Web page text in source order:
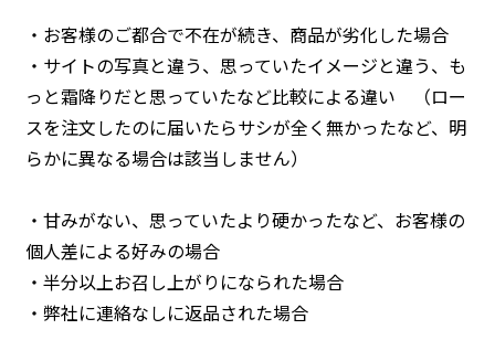
・お客様のご都合で不在が続き、商品が劣化した場合
・サイトの写真と違う、思っていたイメージと違う、も
っと霜降りだと思っていたなど比較による違い （ロー
スを注文したのに届いたらサシが全く無かったなど、明
らかに異なる場合は該当しません）
・甘みがない、思っていたより硬かったなど、お客様の
個人差による好みの場合
・半分以上お召し上がりになられた場合
・弊社に連絡なしに返品された場合